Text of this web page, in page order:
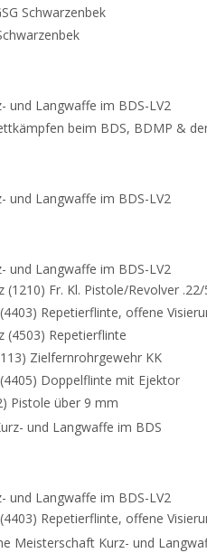
Schwarzenbek
und Langwaffe im BDS-LV2
beim BDS, BDMP &
und Langwaffe im BDS-LV2
und Langwaffe im BDS-LV2
(1210) Fr. Kl. Pistole/Revolver
Repetierflinte, offene
(4503) Repetierflinte
Zielfernrohrgewehr KK
Doppelflinte mit Ejektor
Pistole über 9 mm
und Langwaffe im BDS
und Langwaffe im BDS-LV2
Repetierflinte, offene
Meisterschaft Kurz- und